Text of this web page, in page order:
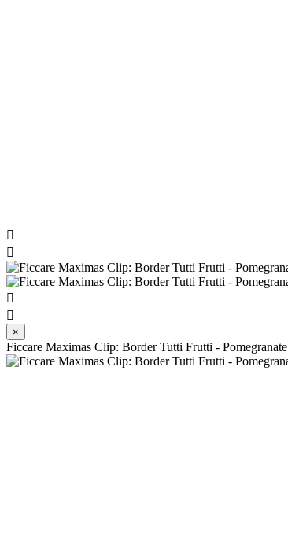




×
Ficcare Maximas Clip: Border Tutti Frutti - Pomegranate